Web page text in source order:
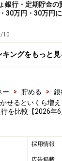
その差もさら
は、使う予定
す。金利や預
自分に合った
のです。最新の
情報提供を目的と
については十分
のではなく、こ
銀行・定期貯金
30万円・30万円
10
キングをもっと見
ー > 貯める > 銀
せるといくら増
を比較【2026年6
採用情報